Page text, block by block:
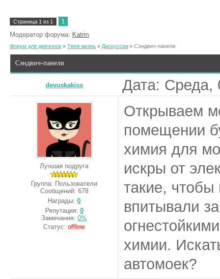
Страница 1 из 1
1
Модератор форума: Katrin
Форум для девчонок » Твоя жизнь » Дискуссии » Сэндвич-панели
Сэндвич-панели
devuskakiss Дата:
Лучшая подруга
Группа: Пользователи
Сообщений: 678
Награды:0
Репутация: 0
Замечания:0%
Статус:offline
Открываем
помещении
химия для
искры от
такие,
впитывали
химии.
автомоек?